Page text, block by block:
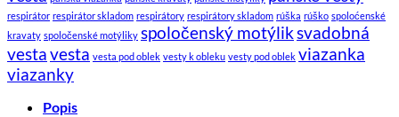
respirátor respirátor skladom respirátory respirátory skladom rúška rúško spoloćenské
kravaty spoločenské motýliky spoločenský motýliksvadobná
vestavesta vesta pod oblek vesty k obleku vesty pod oblek viazanka
viazanky
Popis